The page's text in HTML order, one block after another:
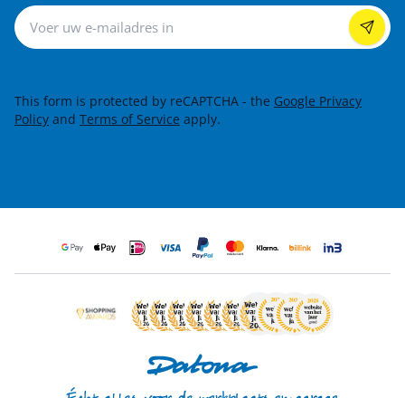
Nieuwsbrief
This form is protected by reCAPTCHA - the Google Privacy
Policy and Terms of Service apply.